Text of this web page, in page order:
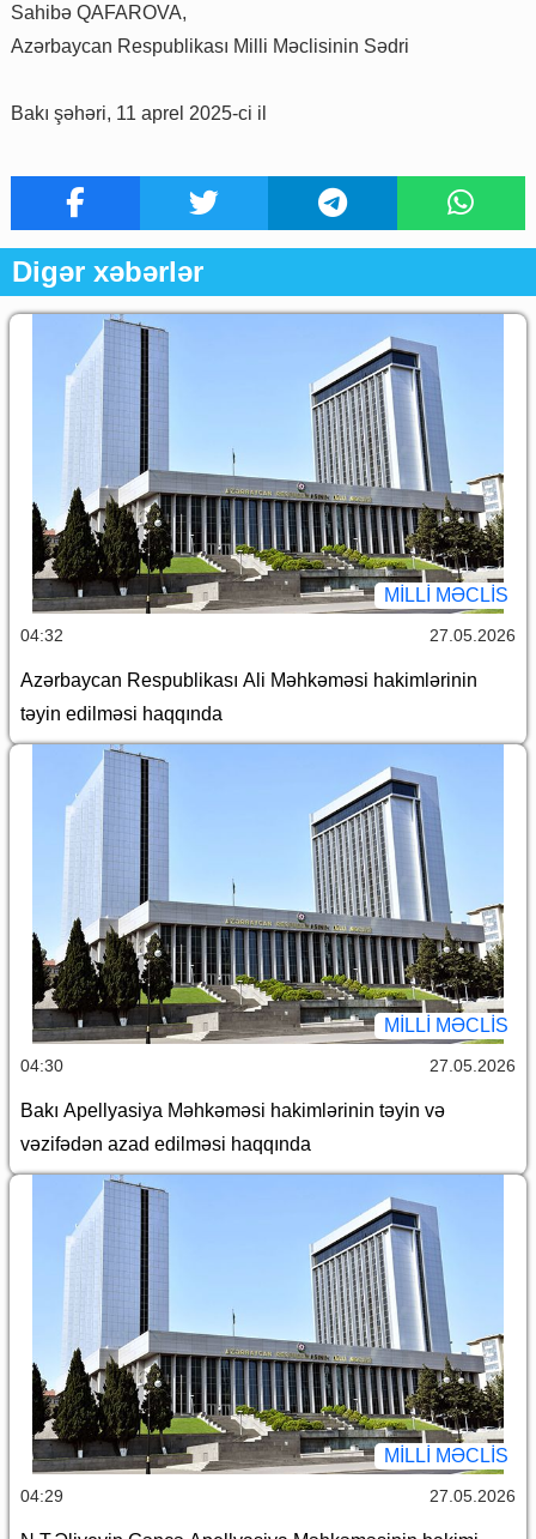
Sahibə QAFAROVA,
Azərbaycan Respublikası Milli Məclisinin Sədri
Bakı şəhəri, 11 aprel 2025-ci il
Digər xəbərlər
MILLI MƏCLIS
04:32 27.05.2026
Azərbaycan Respublikası Ali Məhkəməsi hakimlərinin
təyin edilməsi haqqında
MILLI MƏCLIS
04:30 27.05.2026
Bakı Apellyasiya Məhkəməsi hakimlərinin təyin və
vəzifədən azad edilməsi haqqında
MILLI MƏCLIS
04:29 27.05.2026